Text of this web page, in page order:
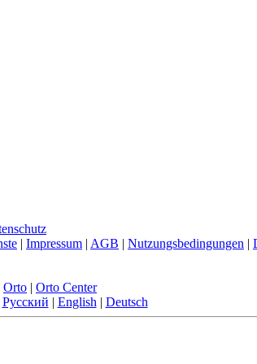
| Impressum | AGB | Nutzungsbedingungen |
Orto | Orto Center
Русский | English | Deutsch